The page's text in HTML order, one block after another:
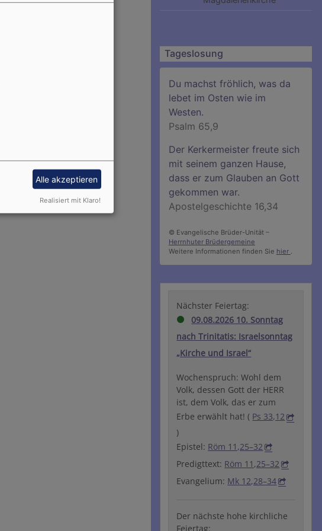
Tageslosung
Du machst fröhlich, was da
lebet im Osten wie im
Westen.
Psalm 65,9
Der Kerkermeister freute sich
mit seinem ganzen Hause,
dass er zum Glauben an Gott
gekommen war.
Apostelgeschichte 16,34
© Evangelische Brüder-Unität –
Herrnhuter Brüdergemeine
Weitere Informationen finden Sie hier
Nächster Feiertag:
09.08.2026 10. Sonntag
nach Trinitatis: Israelsonntag
„Kirche und Israel“
Wochenspruch: Wohl dem
Volk, dessen Gott der HERR
ist, dem Volk, das er zum
Erbe erwählt hat! ( Ps 33,12
)
Epistel: Röm 11,25–32
Predigttext: Röm 11,25–32
Evangelium: Mk 12,28–34
Der nächste hohe kirchliche
Feiertag:
Alle akzeptieren
Realisiert mit Klaro!